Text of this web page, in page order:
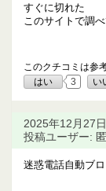
すぐに切れた
このサイトで調
このクチコミは参
はい
3 い
2025年12月27
投稿ユーザー:
迷惑電話自動ブ